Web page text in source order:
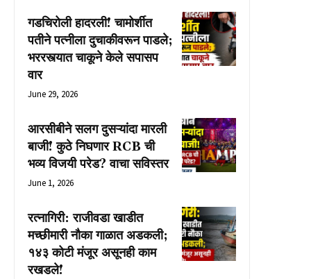
गडचिरोली हादरली! चामोर्शीत
पतीने पत्नीला दुचाकीवरून पाडले;
भररस्त्यात चाकूने केले सपासप
वार
June 29, 2026
आरसीबीने सलग दुसऱ्यांदा मारली
बाजी! कुठे निघणार RCB ची
भव्य विजयी परेड? वाचा सविस्तर
June 1, 2026
रत्नागिरी: राजीवडा खाडीत
मच्छीमारी नौका गाळात अडकली;
१४३ कोटी मंजूर असूनही काम
रखडले!